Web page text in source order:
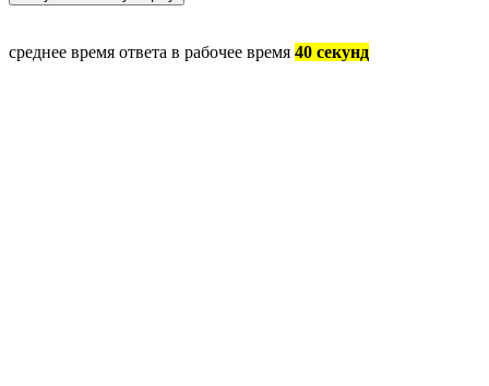
среднее время ответа в рабочее время 40 секунд